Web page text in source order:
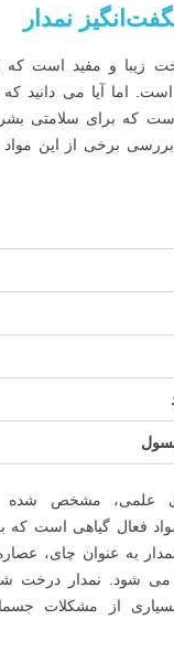
نمدار
زیبا و مفید است
اما آیا می دانید که
که برای سلامتی بشر
برخی از این
علمی، مشخص شده
فعال گیاهی است که
به عنوان چای،
می شود. نمدار
بسیاری از مشکلات